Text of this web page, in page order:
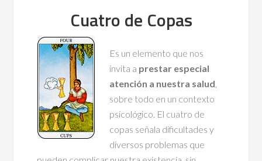
Cuatro de Copas
Es un elemento que nos
invita a prestar especial
atención a nuestra salud,
sobre todo en un contexto
psicológico. El cuatro de
copas señala dificultades y
diversos problemas que